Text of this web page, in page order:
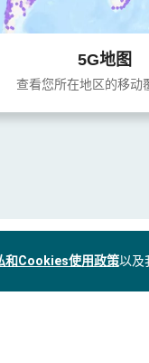
5G地图
查看您所在地区的移动
和Cookies使用政策以及